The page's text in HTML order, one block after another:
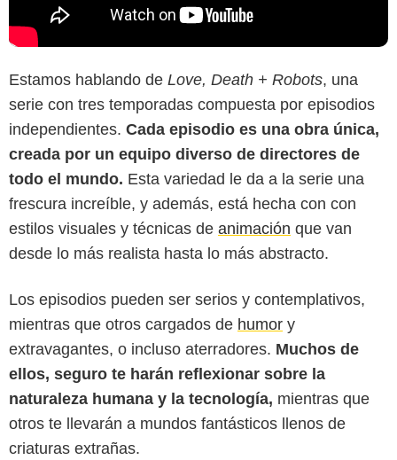
Estamos hablando de Love, Death + Robots, una
serie con tres temporadas compuesta por episodios
independientes. Cada episodio es una obra única,
creada por un equipo diverso de directores de
todo el mundo. Esta variedad le da a la serie una
frescura increíble, y además, está hecha con con
estilos visuales y técnicas de animación que van
desde lo más realista hasta lo más abstracto.
Los episodios pueden ser serios y contemplativos,
mientras que otros cargados de humor y
extravagantes, o incluso aterradores. Muchos de
ellos, seguro te harán reflexionar sobre la
naturaleza humana y la tecnología, mientras que
otros te llevarán a mundos fantásticos llenos de
criaturas extrañas.